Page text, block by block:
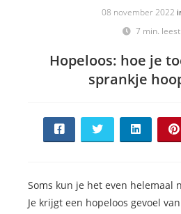
08 november 2022
7 min.
Hopeloos: hoe je
sprankje
Soms kun je het even helemaal
Je krijgt een hopeloos gevoel